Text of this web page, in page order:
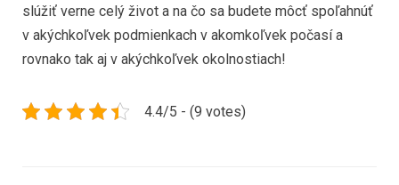
slúžiť verne celý život a na čo sa budete môcť spoľahnúť
v akýchkoľvek podmienkach v akomkoľvek počasí a
rovnako tak aj v akýchkoľvek okolnostiach!
4.4/5 - (9 votes)